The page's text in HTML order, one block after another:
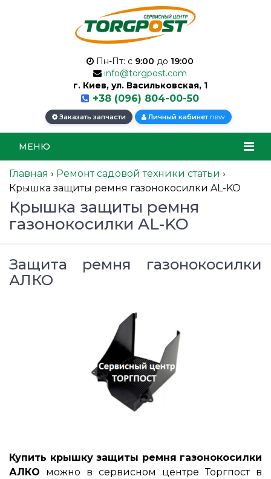
Пн-Пт: с 9:00 до 19:00
info@torgpost.com
г. Киев, ул. Васильковская, 1
+38 (096) 804-00-50
Заказать запчасти Личный кабинет new
МЕНЮ
Главная › Ремонт садовой техники статьи ›
Крышка защиты ремня газонокосилки AL-KO
Крышка защиты ремня
газонокосилки AL-KO
Защита ремня газонокосилки
АЛКО
Купить крышку защиты ремня газонокосилки
АЛКО можно в сервисном центре Торгпост в